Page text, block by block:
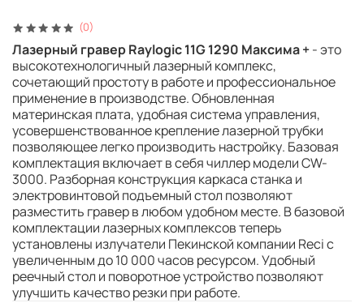
(0)
Лазерный гравер Raylogic 11G 1290 Максима +- это
высокотехнологичный лазерный комплекс,
сочетающий простоту в работе и профессиональное
применение в производстве. Обновленная
материнская плата, удобная система управления,
усовершенствованное крепление лазерной трубки
позволяющее легко производить настройку. Базовая
комплектация включает в себя чиллер модели CW-
3000. Разборная конструкция каркаса станка и
электровинтовой подъемный стол позволяют
разместить гравер в любом удобном месте. В базовой
комплектации лазерных комплексов теперь
установлены излучатели Пекинской компании Reci с
увеличенным до 10 000 часов ресурсом. Удобный
реечный стол и поворотное устройство позволяют
улучшить качество резки при работе.